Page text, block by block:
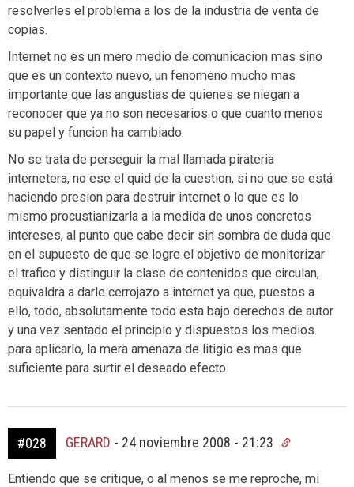
resolverles el problema a los de la industria de venta de
copias.
Internet no es un mero medio de comunicacion mas sino
que es un contexto nuevo, un fenomeno mucho mas
importante que las angustias de quienes se niegan a
reconocer que ya no son necesarios o que cuanto menos
su papel y funcion ha cambiado.
No se trata de perseguir la mal llamada pirateria
internetera, no ese el quid de la cuestion, si no que se está
haciendo presion para destruir internet o lo que es lo
mismo procustianizarla a la medida de unos concretos
intereses, al punto que cabe decir sin sombra de duda que
en el supuesto de que se logre el objetivo de monitorizar
el trafico y distinguir la clase de contenidos que circulan,
equivaldra a darle cerrojazo a internet ya que, puestos a
ello, todo, absolutamente todo esta bajo derechos de autor
y una vez sentado el principio y dispuestos los medios
para aplicarlo, la mera amenaza de litigio es mas que
suficiente para surtir el deseado efecto.
#028 GERARD - 24 noviembre 2008 - 21:23
Entiendo que se critique, o al menos se me reproche, mi